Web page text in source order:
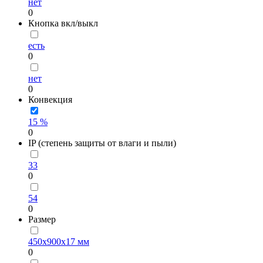
0
Кнопка вкл/выкл
есть
0
нет
0
Конвекция
15 %
0
IP (степень защиты от влаги и пыли)
33
0
54
0
Размер
450х900х17 мм
0